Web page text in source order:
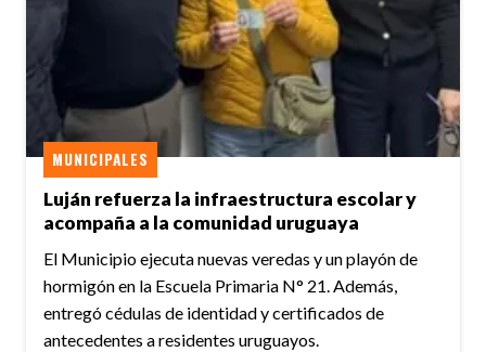
Luján refuerza la infraestructura escolar y
acompaña a la comunidad uruguaya
MUNICIPALES
El Municipio ejecuta nuevas veredas y un playón de
hormigón en la Escuela Primaria N° 21. Además,
entregó cédulas de identidad y certificados de
antecedentes a residentes uruguayos.